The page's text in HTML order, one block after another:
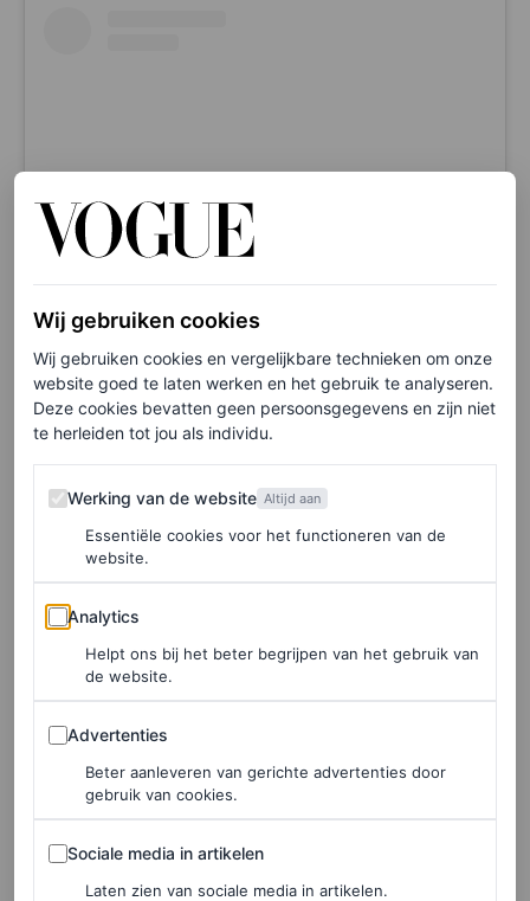
View this post on Instagram
A post shared by Emili Sindlev (@emilisindlev)
Wij gebruiken cookies
Wij gebruiken cookies en vergelijkbare technieken om onze
website goed te laten werken en het gebruik te analyseren.
Deze cookies bevatten geen persoonsgegevens en zijn niet
te herleiden tot jou als individu.
Werking van de website
Werking van de website Altijd aan
Essentiële cookies voor het functioneren van de
website.
Analytics
Analytics
Helpt ons bij het beter begrijpen van het gebruik van
de website.
Advertenties
Advertenties
Beter aanleveren van gerichte advertenties door
gebruik van cookies.
Sociale media in artikelen
Sociale media in artikelen
Laten zien van sociale media in artikelen.